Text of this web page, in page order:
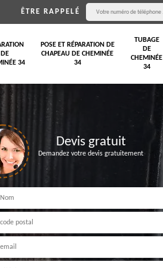
ÊTRE RAPPELÉ
DE
34
POSE ET RÉPARATION DE
CHAPEAU DE CHEMINÉE
34
TUBAGE
DE
CHEMINÉE
34
Devis gratuit
Demandez votre devis gratuitement